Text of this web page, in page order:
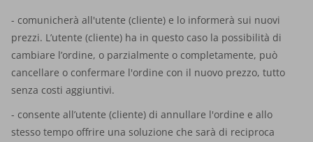
- comunicherà all'utente (cliente) e lo informerà sui nuovi
prezzi. L’utente (cliente) ha in questo caso la possibilità di
cambiare l’ordine, o parzialmente o completamente, può
cancellare o confermare l'ordine con il nuovo prezzo, tutto
senza costi aggiuntivi.
- consente all’utente (cliente) di annullare l'ordine e allo
stesso tempo offrire una soluzione che sarà di reciproca